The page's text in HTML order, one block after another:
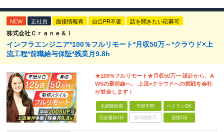
NEW 正社員 面接情報有 自己PR不要 話を聞きたい応募可
株式会社Ｃｒａｎｅ＆Ｉ
インフラエンジニア*100％フルリモート*月収50万～*クラウド×上
流工程*前職給与保証*残業月9.8h
★100%フルリモート★月収50万〜 設計から、A
WSの最前線へ。 上流×クラウドへの挑戦を会社
が並走します！
未経験歓迎 学歴不問 ベテランOK
完全週休2日 賞与複数月 面接1回